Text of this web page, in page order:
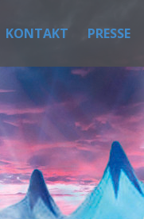
KONTAKT PRESSE